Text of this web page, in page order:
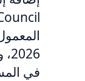
في